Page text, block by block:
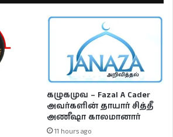
கழுகமுவ – Fazal A Cader
அவர்களின் தாயார் சித்தீ
அணீஷா காலமானார்
11 hours ago